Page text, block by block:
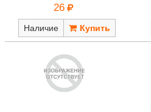
26
Наличие